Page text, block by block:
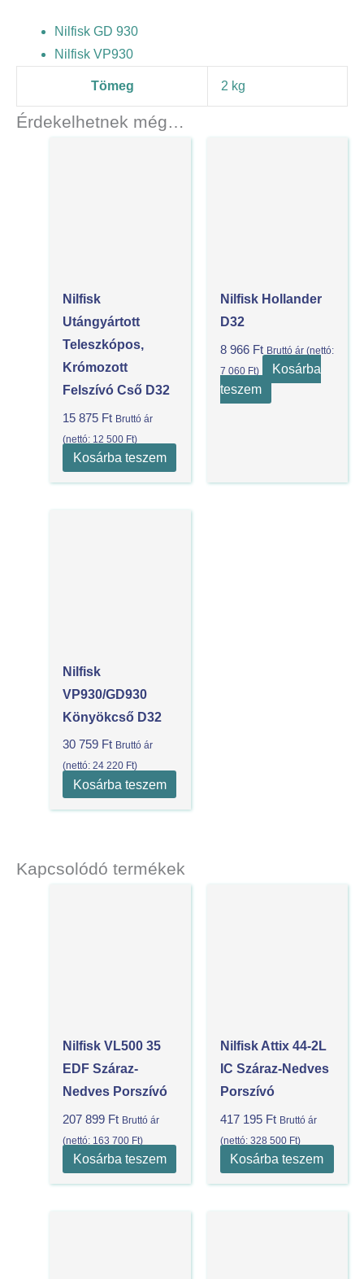
Nilfisk GD 930
Nilfisk VP930
Tömeg 2 kg
Érdekelhetnek még…
Nilfisk
Utángyártott
Teleszkópos,
Krómozott
Felszívó Cső D32
15 875 Ft Bruttó ár
(nettó: 12 500 Ft)
Kosárba teszem
Nilfisk Hollander
D32
8 966 Ft Bruttó ár (nettó:
7 060 Ft)
Kosárba
teszem
Nilfisk
VP930/GD930
Könyökcső D32
30 759 Ft Bruttó ár
(nettó:24 220 Ft)
Kosárba teszem
Kapcsolódó termékek
Nilfisk VL500 35
EDF Száraz-
Nedves Porszívó
207 899 Ft Bruttó ár
(nettó: 163 700 Ft)
Kosárba teszem
Nilfisk Attix 44-2L
IC Száraz-Nedves
Porszívó
417 195 Ft Bruttó ár
(nettó: 328 500 Ft)
Kosárba teszem